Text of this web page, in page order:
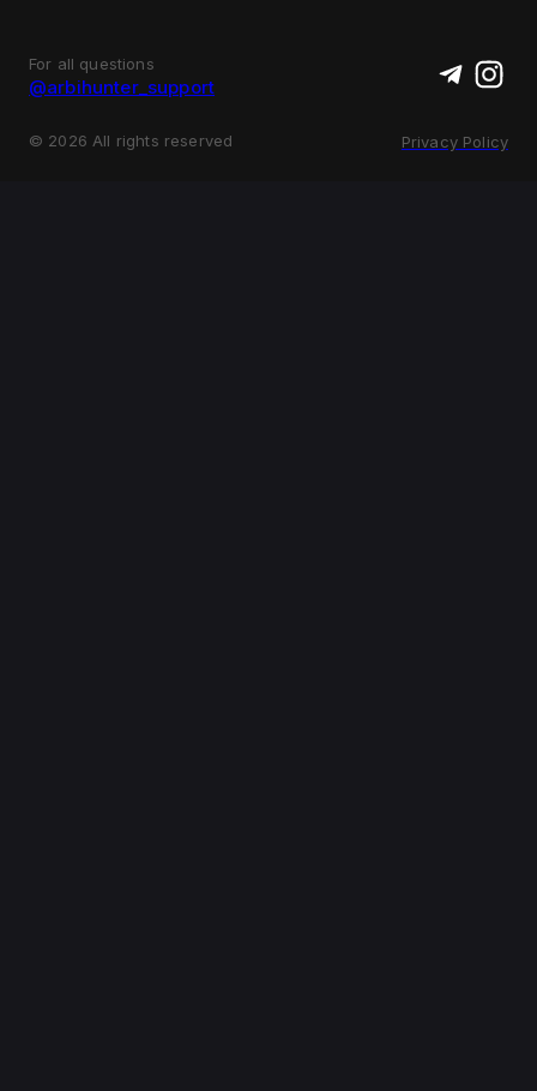
For all questions
@arbihunter_support
© 2026 All rights reserved Privacy Policy